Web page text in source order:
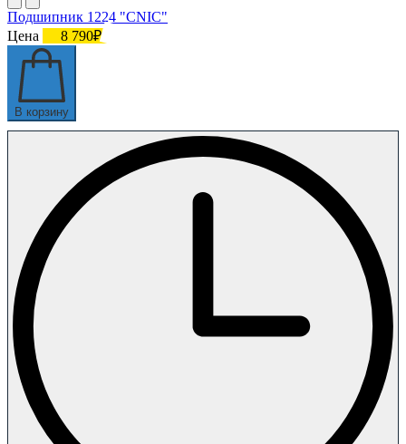
Подшипник 1224 "CNIC"
Цена
8 790₽
В корзину